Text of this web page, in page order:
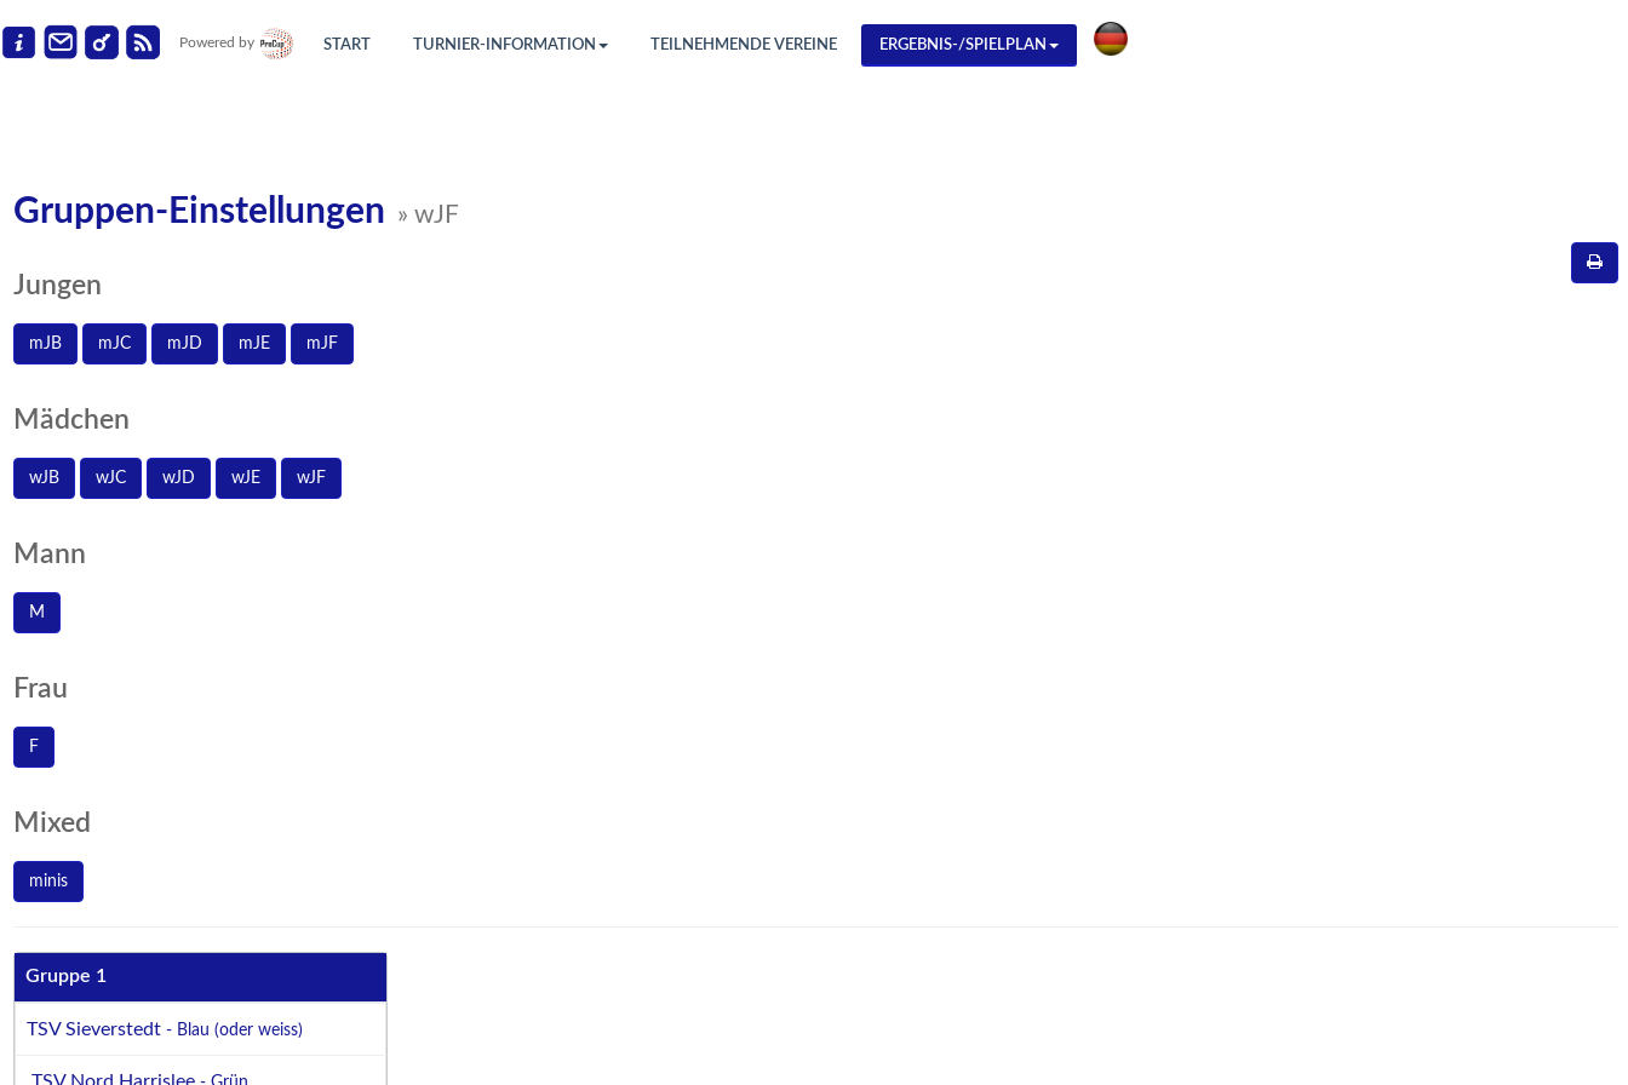
Powered by START TURNIER-INFORMATION TEILNEHMENDE VEREINE ERGEBNIS-/SPIELPLAN
Gruppen-Einstellungen » wJF
Jungen
mJB mJC mJD mJE mJF
Mädchen
wJB wJC wJD wJE wJF
Mann
M
Frau
F
Mixed
minis
Gruppe 1
TSV Sieverstedt - Blau (oder weiss)